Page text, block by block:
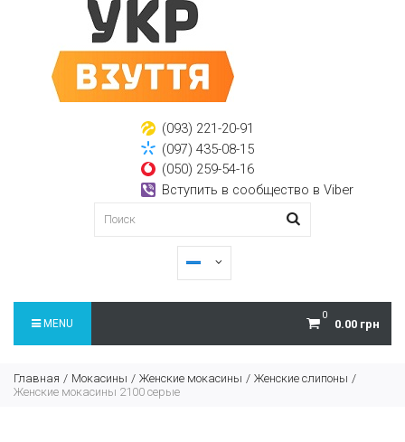
(093) 221-20-91
(097) 435-08-15
(050) 259-54-16
Вступить в сообщество в Viber
0
0.00 грн
MENU
Главная Мокасины Женские мокасины
Женские слипоны
Женские мокасины 2100 серые